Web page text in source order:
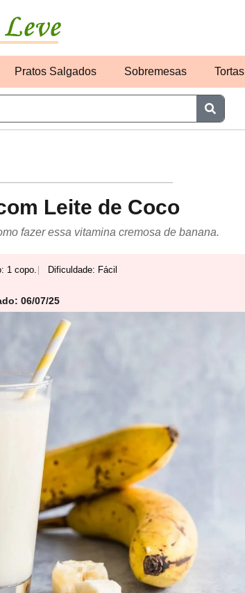
Pratos Salgados Sobremesas Tortas
Leite de Coco
fazer essa vitamina cremosa de banana.
1 copo. Dificuldade: Fácil
06/07/25